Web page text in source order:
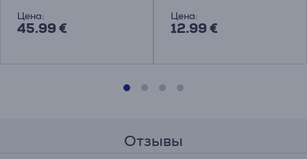
Цена:
45.99 €
Цена:
12.99 €
Отзывы